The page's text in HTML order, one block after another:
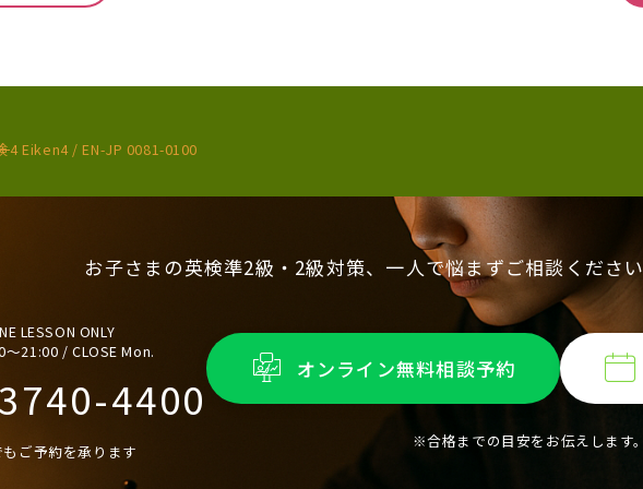
4 Eiken4 / EN-JP 0081-0100
お子さまの英検準2級・2級対策、一人で悩まずご相談ください
LESSON ONLY
〜21:00 / CLOSE Mon.
4400
ご予約を承ります
オンライン無料相談予約
※合格までの目安をお伝えします。